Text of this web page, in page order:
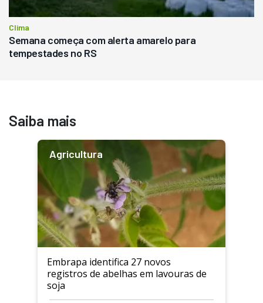
Clima
Semana começa com alerta amarelo para
tempestades no RS
Saiba mais
Agricultura
Embrapa identifica 27 novos
registros de abelhas em lavouras de
soja